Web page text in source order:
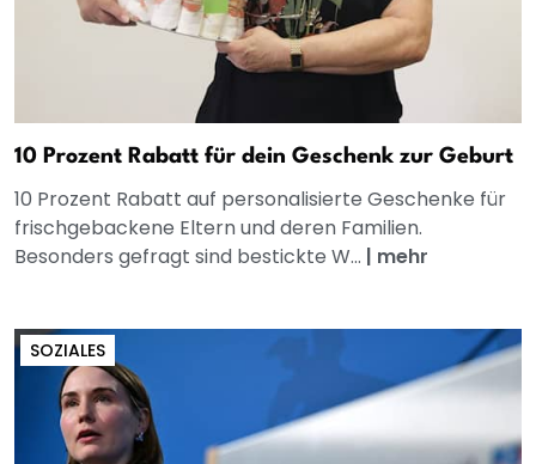
10 Prozent Rabatt für dein Geschenk zur Geburt
10 Prozent Rabatt auf personalisierte Geschenke für
frischgebackene Eltern und deren Familien.
Besonders gefragt sind bestickte W... | mehr
SOZIALES